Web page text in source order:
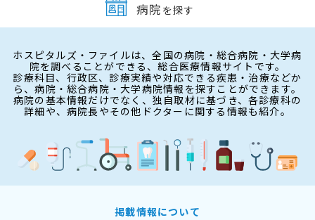
病院 を探す
ホスピタルズ・ファイルは、全国の病院・総合病院・大学病
院を調べることができる、総合医療情報サイトです。
診療科目、行政区、診療実績や対応できる疾患・治療などか
ら、病院・総合病院・大学病院情報を探すことができます。
病院の基本情報だけでなく、独自取材に基づき、各診療科の
詳細や、病院長やその他ドクターに関する情報も紹介。
掲載情報について